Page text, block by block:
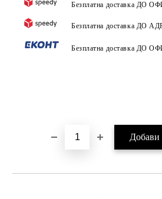
Безплатна доставка ДО
Безплатна доставка ДО
Безплатна доставка ДО